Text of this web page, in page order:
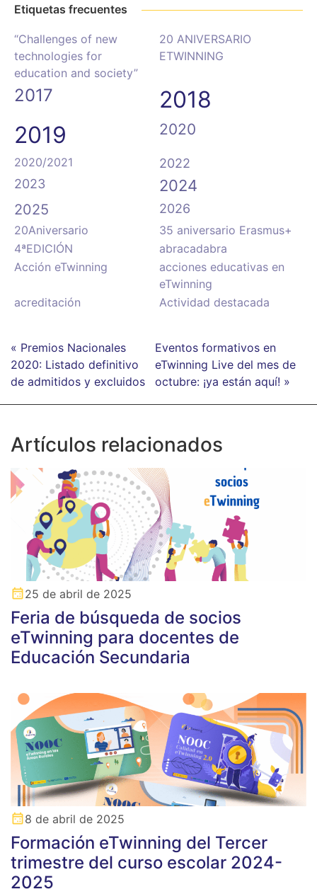
Etiquetas frecuentes
“Challenges of new
technologies for
education and society”
20 ANIVERSARIO
ETWINNING
2017
2018
2019
2020
2020/2021
2022
2023
2024
2025 2026
20Aniversario
35 aniversario Erasmus+
4ªEDICIÓN
abracadabra
Acción eTwinning
acciones educativas en
eTwinning
acreditación
Actividad destacada
« Premios Nacionales
2020: Listado definitivo
de admitidos y excluidos
Eventos formativos en
eTwinning Live del mes de
octubre: ¡ya están aquí! »
Artículos relacionados
25 de abril de 2025
Feria de búsqueda de socios
eTwinning para docentes de
Educación Secundaria
8 de abril de 2025
Formación eTwinning del Tercer
trimestre del curso escolar 2024-
2025